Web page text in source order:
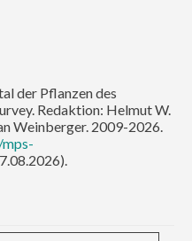
der Pflanzen des
Redaktion: Helmut W.
Weinberger. 2009-2026.